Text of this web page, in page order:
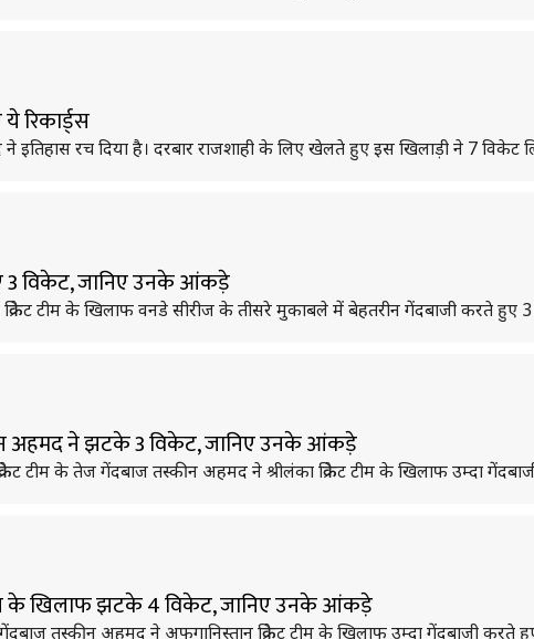
रिकार्ड्स
इतिहास रच दिया है। दरबार राजशाही के लिए खेलते हुए इस खिलाड़ी ने 7 विकेट
3 विकेट, जानिए उनके आंकड़े
टीम के खिलाफ वनडे सीरीज के तीसरे मुकाबले में बेहतरीन गेंदबाजी करते हुए
अहमद ने झटके 3 विकेट, जानिए उनके आंकड़े
टीम के तेज गेंदबाज तस्कीन अहमद ने श्रीलंका क्रिकेट टीम के खिलाफ उम्दा
के खिलाफ झटके 4 विकेट, जानिए उनके आंकड़े
तस्कीन अहमद ने अफगानिस्तान क्रिकेट टीम के खिलाफ उम्दा गेंदबाजी करते